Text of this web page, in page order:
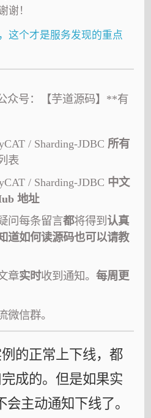
谢！
这个才是服务发现的重点
众号：【芋道源码】**有
/ Sharding-JDBC 所有
表
/ Sharding-JDBC 中文
地址
问每条留言都将得到 认真
道如何读源码也可以请教
章实时收到通知。每周更
微信群。
例的正常上下线，都
成的。但是如果实
主动通知下线了。